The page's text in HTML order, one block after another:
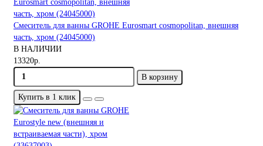
Смеситель для ванны GROHE Eurosmart cosmopolitan, внешняя
часть, хром (24045000)
В НАЛИЧИИ
13320р.
В корзину
Купить в 1 клик